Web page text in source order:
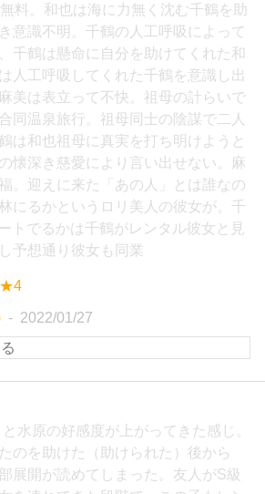
料。和也は海に力無く沈む千鶴を助
意識不明。千鶴の人工呼吸によって
千鶴は懸命に自分を助けてくれた和
人工呼吸してくれた千鶴を意識し出
美は表立って不快。祖母の計らいで
同温泉旅行。祖母同士の陰謀で二人
は和也祖母に真実を打ち明けようと
懐深き慈愛により言い出せない。麻
。迎えに来た「あの人」とは誰なの
にるかというロリ美人の彼女が。千
トでるかは千鶴がレンタル彼女と見
予想通り彼女も同業
★4
2022/01/27
と水原の好感度が上がってきた感じ。
のを助けた（助けられた）後から
展開が読めてしまった。友人がS級